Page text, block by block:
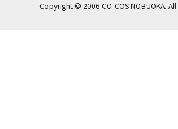
Copyright © 2006 CO-COS NOBUOKA. All